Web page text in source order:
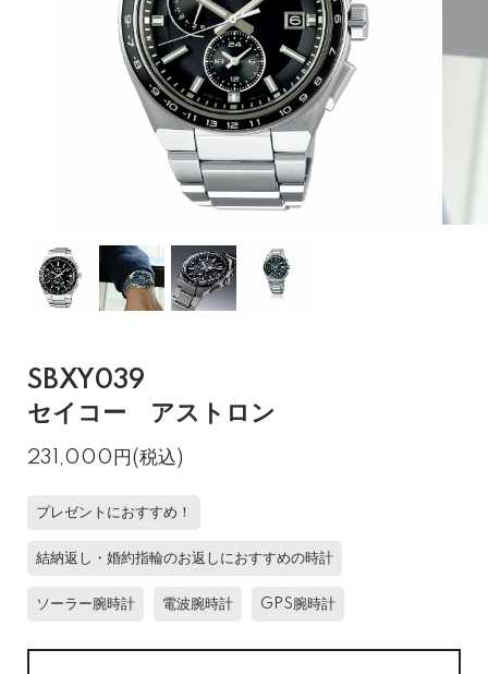
SBXY039
セイコー アストロン
231,000円(税込)
プレゼントにおすすめ！
結納返し・婚約指輪のお返しにおすすめの時計
ソーラー腕時計 電波腕時計 GPS腕時計